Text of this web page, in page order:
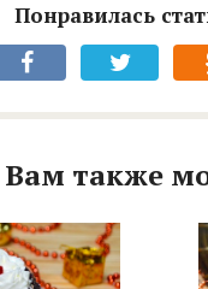
Понравилась
Вам также